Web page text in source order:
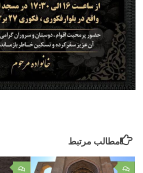
مطالب مرتبط
۰ ۰